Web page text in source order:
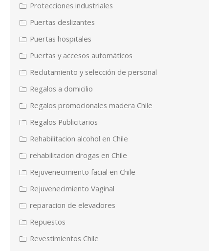
Protecciones industriales
Puertas deslizantes
Puertas hospitales
Puertas y accesos automáticos
Reclutamiento y selección de personal
Regalos a domicilio
Regalos promocionales madera Chile
Regalos Publicitarios
Rehabilitacion alcohol en Chile
rehabilitacion drogas en Chile
Rejuvenecimiento facial en Chile
Rejuvenecimiento Vaginal
reparacion de elevadores
Repuestos
Revestimientos Chile